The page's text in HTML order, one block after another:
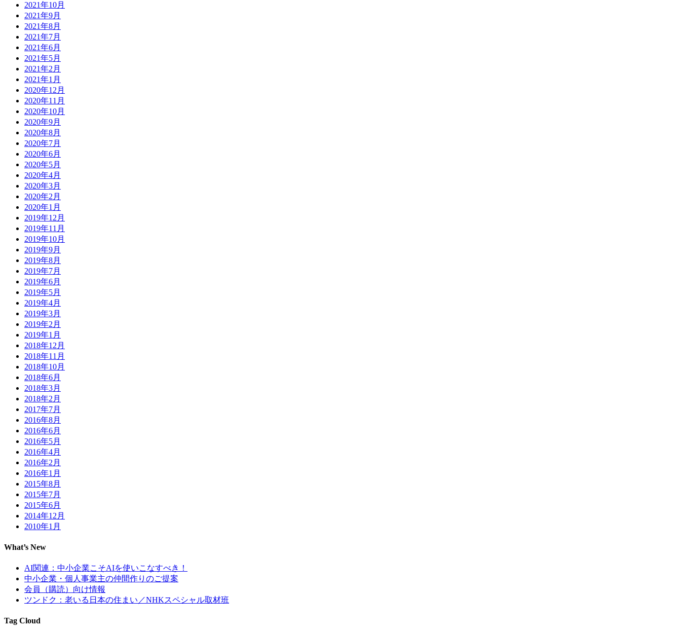
2021年10月
2021年9月
2021年8月
2021年7月
2021年6月
2021年5月
2021年2月
2021年1月
2020年12月
2020年11月
2020年10月
2020年9月
2020年8月
2020年7月
2020年6月
2020年5月
2020年4月
2020年3月
2020年2月
2020年1月
2019年12月
2019年11月
2019年10月
2019年9月
2019年8月
2019年7月
2019年6月
2019年5月
2019年4月
2019年3月
2019年2月
2019年1月
2018年12月
2018年11月
2018年10月
2018年6月
2018年3月
2018年2月
2017年7月
2016年8月
2016年6月
2016年5月
2016年4月
2016年2月
2016年1月
2015年8月
2015年7月
2015年6月
2014年12月
2010年1月
What’s New
AI関連：中小企業こそAIを使いこなすべき！
中小企業・個人事業主の仲間作りのご提案
会員（購読）向け情報
ツンドク：老いる日本の住まい／NHKスペシャル取材班
Tag Cloud